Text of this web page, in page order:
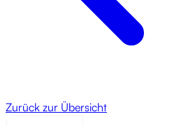
Zurück zur Übersicht